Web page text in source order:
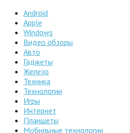
Android
Apple
Windows
Видео обзоры
Авто
Гаджеты
Железо
Техника
Технологии
Игры
Интернет
Планшеты
Мобильные технологии